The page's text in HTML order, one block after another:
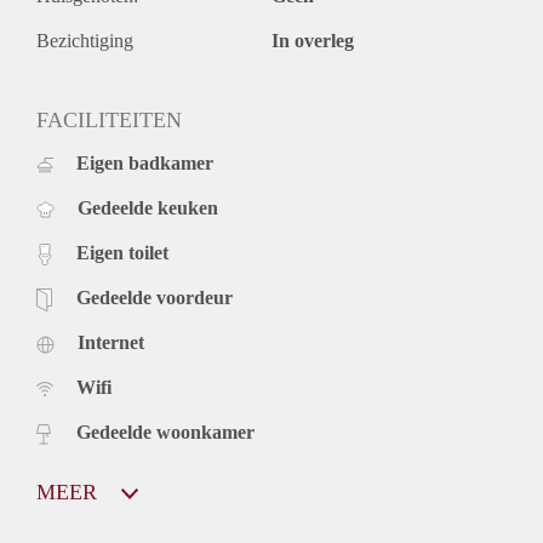
Bezichtiging In overleg
FACILITEITEN
Eigen badkamer
Gedeelde keuken
Eigen toilet
Gedeelde voordeur
Internet
Wifi
Gedeelde woonkamer
MEER